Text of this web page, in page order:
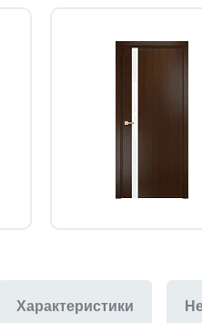
Характеристики